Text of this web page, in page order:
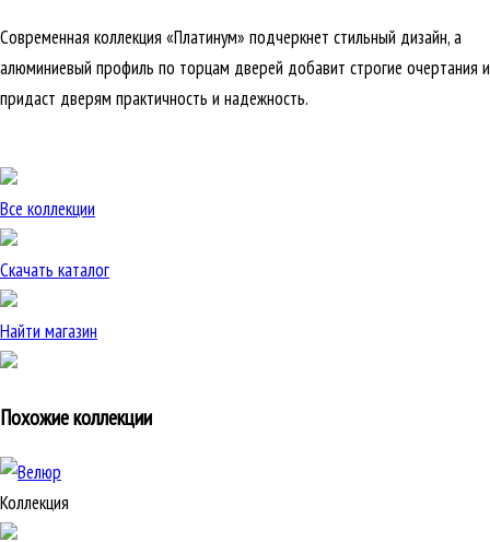
Современная коллекция «Платинум» подчеркнет стильный дизайн, а
алюминиевый профиль по торцам дверей добавит строгие очертания и
придаст дверям практичность и надежность.
Все коллекции
Скачать каталог
Найти магазин
Похожие коллекции
Коллекция